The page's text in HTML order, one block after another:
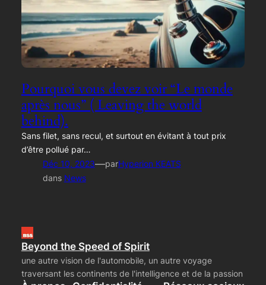
Pourquoi vous devez voir “Le monde
après nous” ( Leaving the world
behind).
Sans filet, sans recul, et surtout en évitant à tout prix
d’être pollué par…
Déc 10, 2023—parHyperion KEATS
dans News
Beyond the Speed of Spirit
une autre vision de l'automobile, un autre voyage
traversant les continents de l'intelligence et de la passion